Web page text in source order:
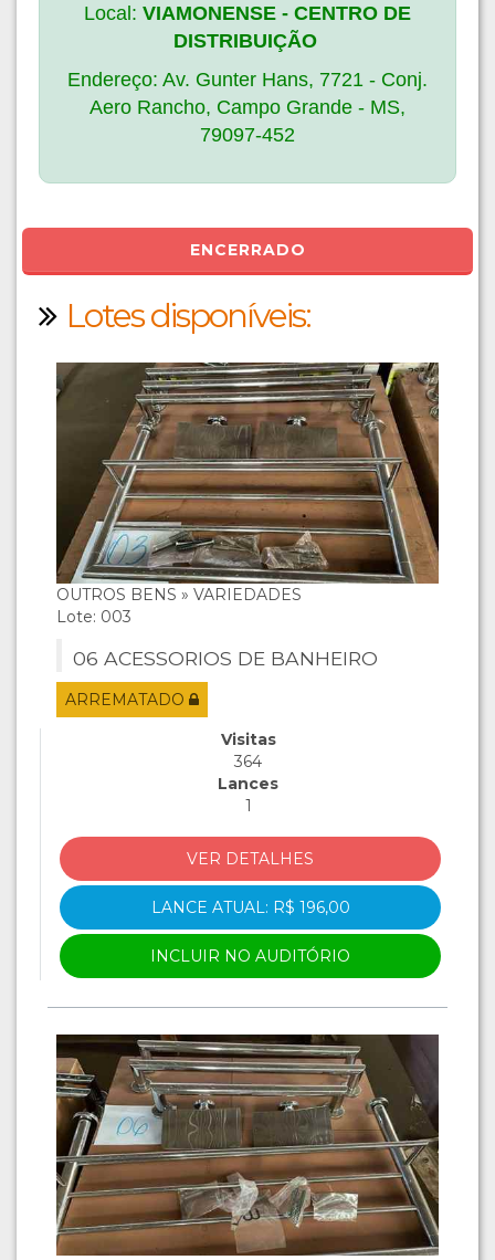
Local: VIAMONENSE - CENTRO DE
DISTRIBUIÇÃO
Endereço: Av. Gunter Hans, 7721 - Conj.
Aero Rancho, Campo Grande - MS,
79097-452
ENCERRADO
Lotes disponíveis:
OUTROS BENS » VARIEDADES
Lote: 003
06 ACESSORIOS DE BANHEIRO
ARREMATADO
Visitas
364
Lances
1
VER DETALHES
LANCE ATUAL: R$ 196,00
INCLUIR NO AUDITÓRIO